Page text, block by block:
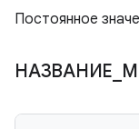
Постоянное
НАЗВАНИЕ